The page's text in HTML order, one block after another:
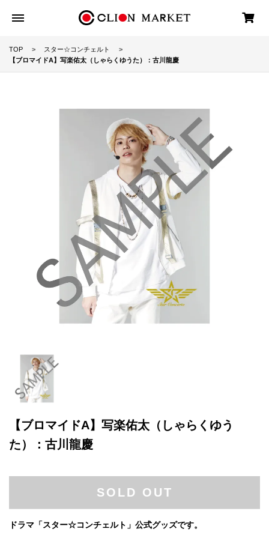
TOP
スター☆コンチェルト
【ブロマイドA】写楽佑太（しゃらくゆうた）：古川龍慶
【ブロマイドA】写楽佑太（しゃらくゆう
た）：古川龍慶
SOLD OUT
ドラマ「スター☆コンチェルト」公式グッズです。